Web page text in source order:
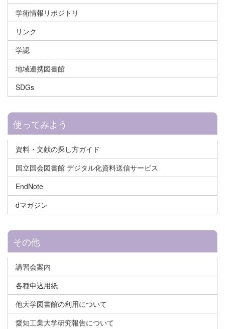
学術情報リポジトリ
リンク
学認
地域連携図書館
SDGs
使ってみよう
資料・文献の探し方ガイド
国立国会図書館 デジタル化資料送信サービス
EndNote
dマガジン
その他
講習会案内
各種申込用紙
他大学図書館の利用について
愛知工業大学研究報告について